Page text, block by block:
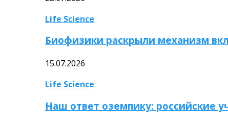
Life Science
Биофизики раскрыли механизм
15.07.2026
Life Science
Наш ответ оземпику: российские